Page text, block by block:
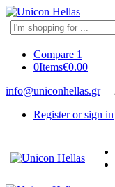
Search
here
Compare 1
0Items€0.00
info@uniconhellas.gr
Register or sign in